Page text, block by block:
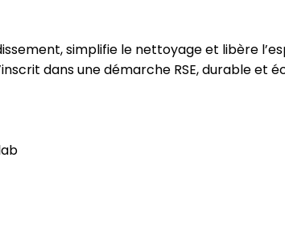
simplifie le nettoyage et libère
dans une démarche RSE, durable et